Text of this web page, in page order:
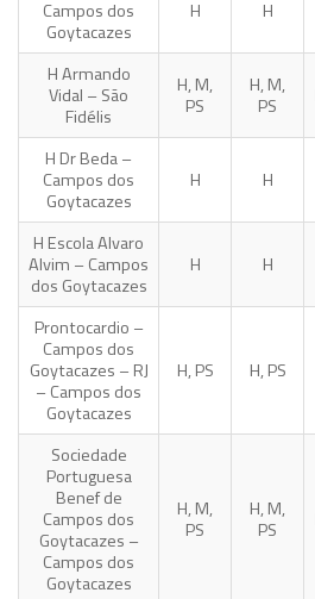
Campos dos
Goytacazes
H H
H Armando
Vidal – São
Fidélis
H, M,
PS
H, M,
PS
H Dr Beda –
Campos dos
Goytacazes
H H
H Escola Alvaro
Alvim – Campos
dos Goytacazes
H H
Prontocardio –
Campos dos
Goytacazes – RJ
– Campos dos
Goytacazes
H, PS H, PS
Sociedade
Portuguesa
Benef de
Campos dos
Goytacazes –
Campos dos
Goytacazes
H, M,
PS
H, M,
PS